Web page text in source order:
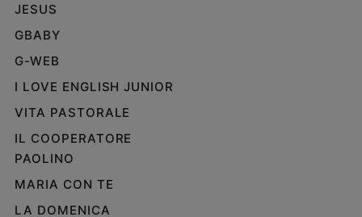
JESUS
GBABY
G-WEB
I LOVE ENGLISH JUNIOR
VITA PASTORALE
IL COOPERATORE
PAOLINO
MARIA CON TE
LA DOMENICA